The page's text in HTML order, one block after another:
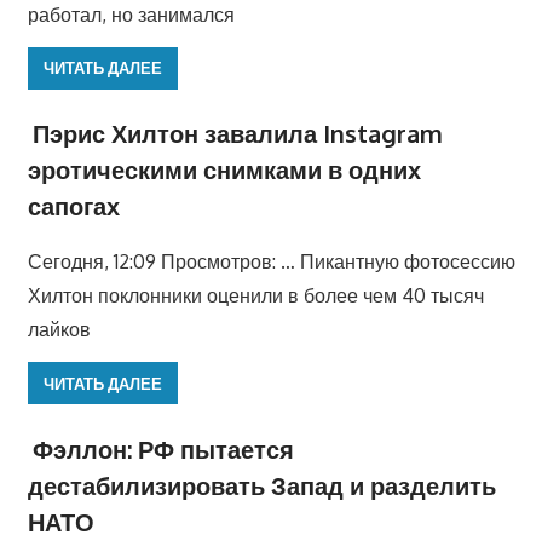
работал, но занимался
ЧИТАТЬ ДАЛЕЕ
Пэрис Хилтон завалила Instagram
эротическими снимками в одних
сапогах
Сегодня, 12:09 Просмотров: … Пикантную фотосессию
Хилтон поклонники оценили в более чем 40 тысяч
лайков
ЧИТАТЬ ДАЛЕЕ
Фэллон: РФ пытается
дестабилизировать Запад и разделить
НАТО